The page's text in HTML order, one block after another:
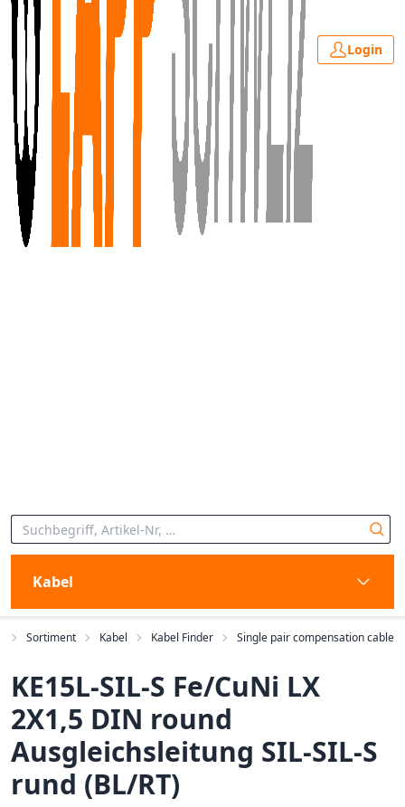
Login
Kabel
Sortiment Kabel Kabel Finder Single pair compensation cable
KE15L-SIL-S Fe/CuNi LX
2X1,5 DIN round
Ausgleichsleitung SIL-SIL-S
rund (BL/RT)